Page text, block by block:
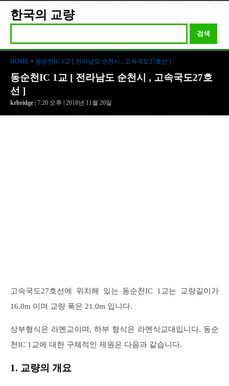
한국의 교량
검색
HOME > 동순천IC 1교 [ 전라남도 순천시 , 고속국도27호선 ]
동순천IC 1교 [ 전라남도 순천시 , 고속국도27호
선 ]
krbridge | 7:20 오후 | 2018년 11월 20일
고속국도27호선에 위치해 있는 동순천IC 1교는 교량길이가
16.0m 이며 교량 폭은 21.0m 입니다.
상부형식은 라멘교이며, 하부 형식은 라멘식교대입니다. 동순
천IC 1교에 대한 구체적인 제원은 다음과 같습니다.
1. 교량의 개요